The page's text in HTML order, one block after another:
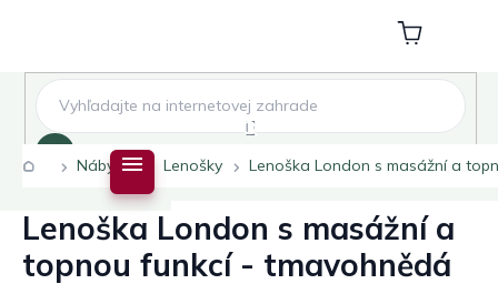
Nákupní
košík
DomůNábytek Lenošky Lenoška London s masážní a
Lenoška London s masážní a
topnou funkcí - tmavohnědá